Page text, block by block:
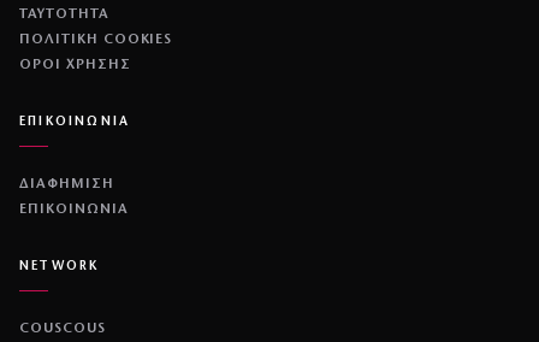
ΤΑΥΤΟΤΗΤΑ
ΠΟΛΙΤΙΚΉ COOKIES
ΌΡΟΙ ΧΡΉΣΗΣ
ΕΠΙΚΟΙΝΩΝΙΑ
ΔΙΑΦΗΜΙΣΗ
ΕΠΙΚΟΙΝΩΝΙΑ
NETWORK
COUSCOUS